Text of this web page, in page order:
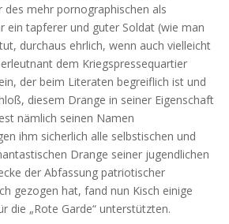
des mehr pornographischen als
ein tapferer und guter Soldat (wie man
durchaus ehrlich, wenn auch vielleicht
dem Kriegspressequartier
der beim Literaten begreiflich ist und
diesem Drange in seiner Eigenschaft
nämlich seinen Namen
ihm sicherlich alle selbstischen und
Drange seiner jugendlichen
der Abfassung patriotischer
gezogen hat, fand nun Kisch einige
die „Rote Garde“ unterstützten.